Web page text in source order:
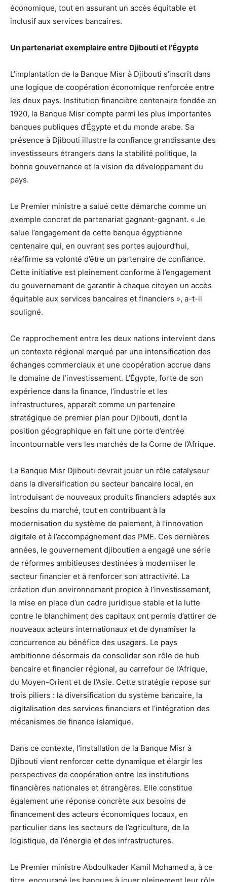
économique, tout en assurant un accès équitable et
inclusif aux services bancaires.
Un partenariat exemplaire entre Djibouti et l’Égypte
L’implantation de la Banque Misr à Djibouti s’inscrit dans
une logique de coopération économique renforcée entre
les deux pays. Institution financière centenaire fondée en
1920, la Banque Misr compte parmi les plus importantes
banques publiques d’Égypte et du monde arabe. Sa
présence à Djibouti illustre la confiance grandissante des
investisseurs étrangers dans la stabilité politique, la
bonne gouvernance et la vision de développement du
pays.
Le Premier ministre a salué cette démarche comme un
exemple concret de partenariat gagnant-gagnant. « Je
salue l’engagement de cette banque égyptienne
centenaire qui, en ouvrant ses portes aujourd’hui,
réaffirme sa volonté d’être un partenaire de confiance.
Cette initiative est pleinement conforme à l’engagement
du gouvernement de garantir à chaque citoyen un accès
équitable aux services bancaires et financiers », a-t-il
souligné.
Ce rapprochement entre les deux nations intervient dans
un contexte régional marqué par une intensification des
échanges commerciaux et une coopération accrue dans
le domaine de l’investissement. L’Égypte, forte de son
expérience dans la finance, l’industrie et les
infrastructures, apparaît comme un partenaire
stratégique de premier plan pour Djibouti, dont la
position géographique en fait une porte d’entrée
incontournable vers les marchés de la Corne de l’Afrique.
La Banque Misr Djibouti devrait jouer un rôle catalyseur
dans la diversification du secteur bancaire local, en
introduisant de nouveaux produits financiers adaptés aux
besoins du marché, tout en contribuant à la
modernisation du système de paiement, à l’innovation
digitale et à l’accompagnement des PME. Ces dernières
années, le gouvernement djiboutien a engagé une série
de réformes ambitieuses destinées à moderniser le
secteur financier et à renforcer son attractivité. La
création d’un environnement propice à l’investissement,
la mise en place d’un cadre juridique stable et la lutte
contre le blanchiment des capitaux ont permis d’attirer de
nouveaux acteurs internationaux et de dynamiser la
concurrence au bénéfice des usagers. Le pays
ambitionne désormais de consolider son rôle de hub
bancaire et financier régional, au carrefour de l’Afrique,
du Moyen-Orient et de l’Asie. Cette stratégie repose sur
trois piliers : la diversification du système bancaire, la
digitalisation des services financiers et l’intégration des
mécanismes de finance islamique.
Dans ce contexte, l’installation de la Banque Misr à
Djibouti vient renforcer cette dynamique et élargir les
perspectives de coopération entre les institutions
financières nationales et étrangères. Elle constitue
également une réponse concrète aux besoins de
financement des acteurs économiques locaux, en
particulier dans les secteurs de l’agriculture, de la
logistique, de l’énergie et des infrastructures.
Le Premier ministre Abdoulkader Kamil Mohamed a, à ce